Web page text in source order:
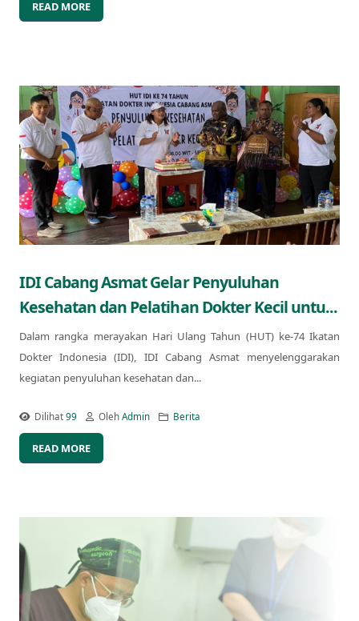
READ MORE
IDI Cabang Asmat Gelar Penyuluhan
Kesehatan dan Pelatihan Dokter Kecil untu...
Dalam rangka merayakan Hari Ulang Tahun (HUT) ke-74 Ikatan
Dokter Indonesia (IDI), IDI Cabang Asmat menyelenggarakan
kegiatan penyuluhan kesehatan dan...
Dilihat99 OlehAdmin Berita
READ MORE